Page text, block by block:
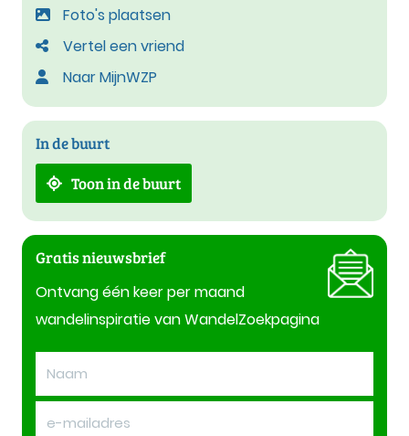
Foto's plaatsen
Vertel een vriend
Naar MijnWZP
In de buurt
Toon in de buurt
Gratis nieuwsbrief
Ontvang één keer per maand
wandelinspiratie van WandelZoekpagina